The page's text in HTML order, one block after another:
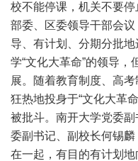
校不能停课，机关不要
部委、区委领导干部会议
导、有计划、分期分批
学“文化大革命”的领导
展。随着教育制度、高
狂热地投身于“文化大革
被批斗。南开大学党委
委副书记、副校长何锡
在一起，有目的有计划